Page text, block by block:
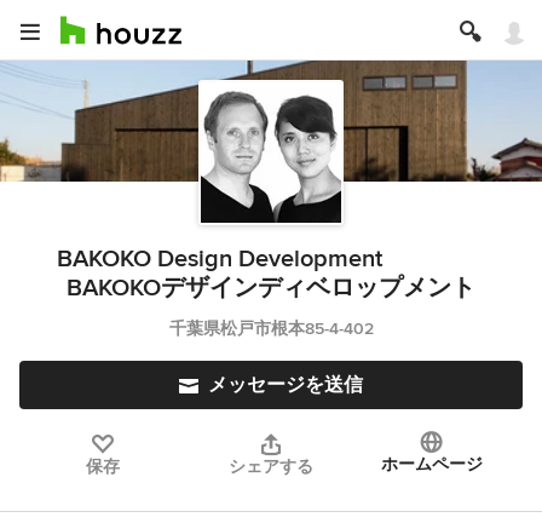
BAKOKO Design Development
BAKOKOデザインディベロップメント
千葉県松戸市根本85-4-402
メッセージを送信
保存 シェアする ホームページ